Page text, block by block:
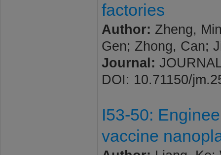
factories
Author: Zheng,
Gen; Zhong, Can;
Journal:
DOI: 10.71150/
I53-50:
vaccine